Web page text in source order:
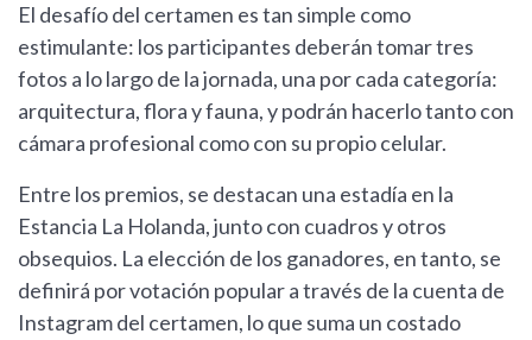
El desafío del certamen es tan simple como
estimulante: los participantes deberán tomar tres
fotos a lo largo de la jornada, una por cada categoría:
arquitectura, flora y fauna, y podrán hacerlo tanto con
cámara profesional como con su propio celular.
Entre los premios, se destacan una estadía en la
Estancia La Holanda, junto con cuadros y otros
obsequios. La elección de los ganadores, en tanto, se
definirá por votación popular a través de la cuenta de
Instagram del certamen, lo que suma un costado